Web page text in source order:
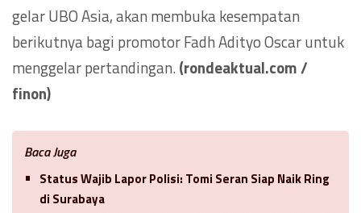
gelar UBO Asia, akan membuka kesempatan
berikutnya bagi promotor Fadh Adityo Oscar untuk
menggelar pertandingan.(rondeaktual.com /
finon)
Baca Juga
Status Wajib Lapor Polisi: Tomi Seran Siap Naik Ring
di Surabaya